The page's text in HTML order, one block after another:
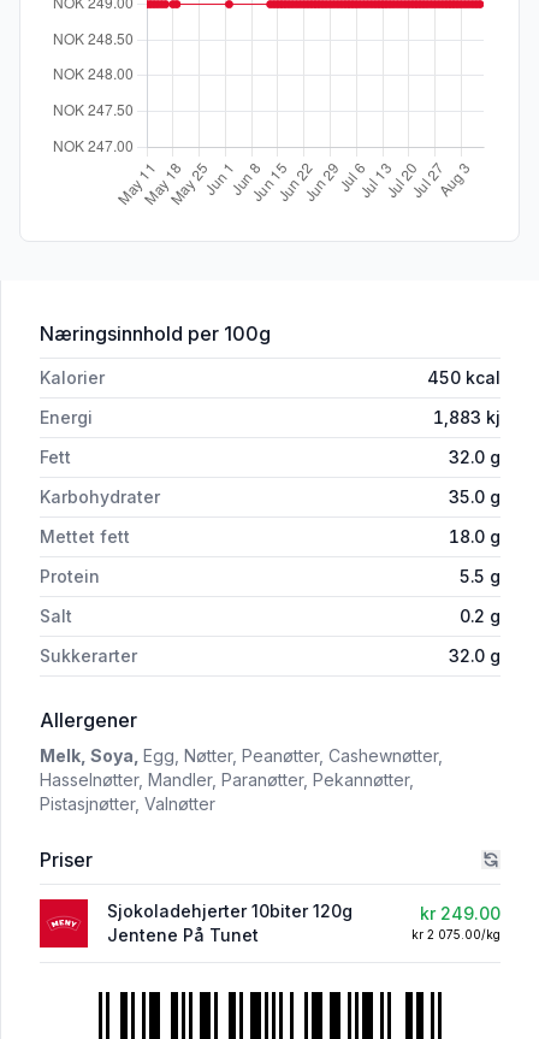
Næringsinnhold for 'Konfekt 10 Biter Eske
per 100g
Kalorier 450 kcal
Energi
1,883 kj
Fett
32.0 g
Karbohydrater
35.0 g
Mettet fett
18.0 g
Protein
5.5 g
Salt
0.2 g
Sukkerarter
32.0 g
Allergeneri 'Konfekt 10 Biter Eske Sjokoladefryd -
Melk, Soya, Egg, Nøtter, Peanøtter, Cashewnøtter,
Hasselnøtter, Mandler, Paranøtter, Pekannøtter,
Pistasjnøtter, Valnøtter
Priser
Sjokoladehjerter 10biter 120g
Jentene På Tunet
kr 249.00
kr 2 075.00/kg